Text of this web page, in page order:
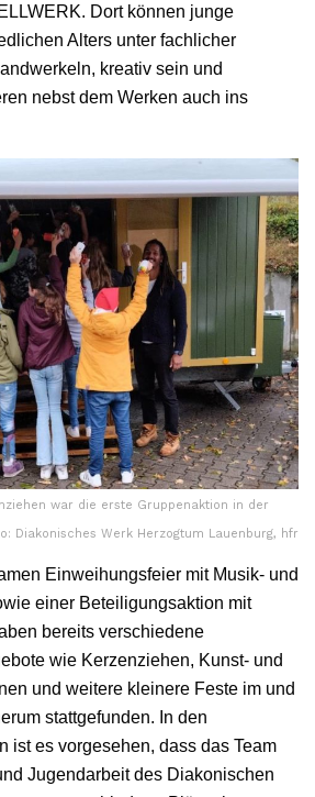
Dort können junge
Alters unter fachlicher
kreativ sein und
nebst dem Werken auch ins
war die erste Gruppenaktion in der
Diakonisches Werk Herzogtum Lauenburg, hfr
Einweihungsfeier mit Musik- und
einer Beteiligungsaktion mit
bereits verschiedene
wie Kerzenziehen, Kunst- und
und weitere kleinere Feste im und
stattgefunden. In den
ist es vorgesehen, dass das Team
Jugendarbeit des Diakonischen